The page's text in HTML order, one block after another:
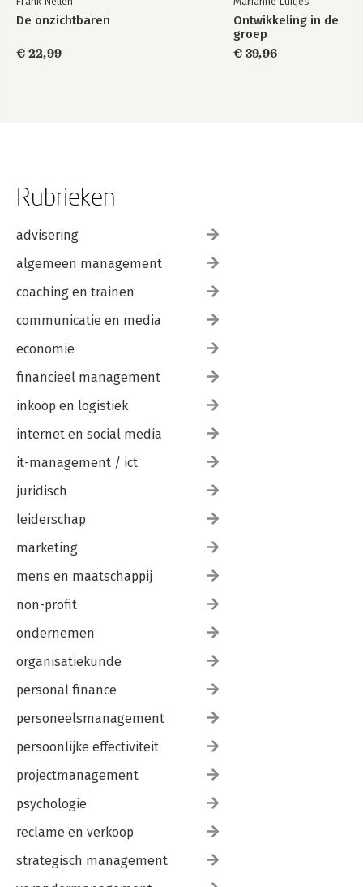
Hybride brainstorm 292
Online brainstormen 293
Faciliteerkoffer 300
De onzichtbaren
€ 22,99
Ontwikkeling in de
groep
€ 39,96
Rubrieken
advisering
algemeen management
coaching en trainen
communicatie en media
economie
financieel management
inkoop en logistiek
internet en social media
it-management / ict
juridisch
leiderschap
marketing
mens en maatschappij
non-profit
ondernemen
organisatiekunde
personal finance
personeelsmanagement
persoonlijke effectiviteit
projectmanagement
psychologie
reclame en verkoop
strategisch management